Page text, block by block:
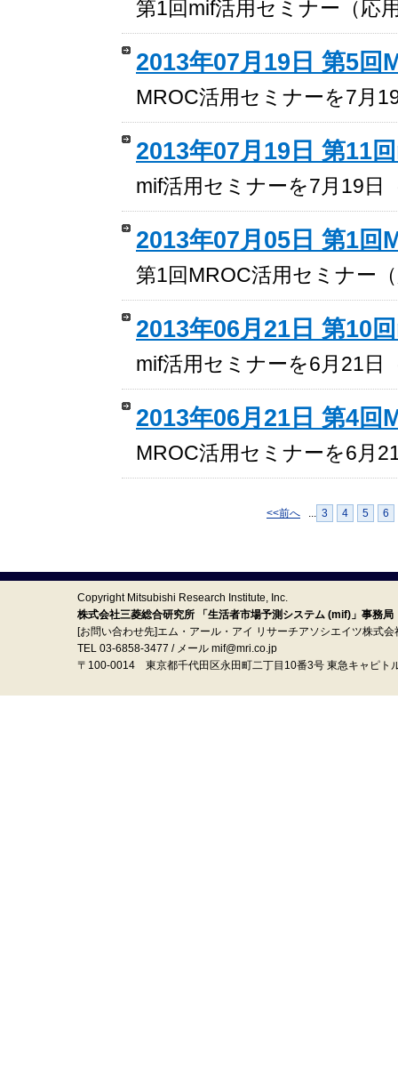
第1回mif活用セミナー（応
2013年07月19日 第5回
MROC活用セミナーを7月
2013年07月19日 第11
mif活用セミナーを7月19日
2013年07月05日 第1回
第1回MROC活用セミナー
2013年06月21日 第10
mif活用セミナーを6月21日
2013年06月21日 第4回
MROC活用セミナーを6月
<<前へ 3 4 5 6
Copyright Mitsubishi Research Institute, Inc.
株式会社三菱総合研究所 「生活者市場予測システム (mif)」事務局
[お問い合わせ先]エム・アール・アイ リサーチアソシエイツ株式会
TEL 03-6858-3477 / メール mif@mri.co.jp
〒100‐0014 東京都千代田区永田町二丁目10番3号 東急キャピト